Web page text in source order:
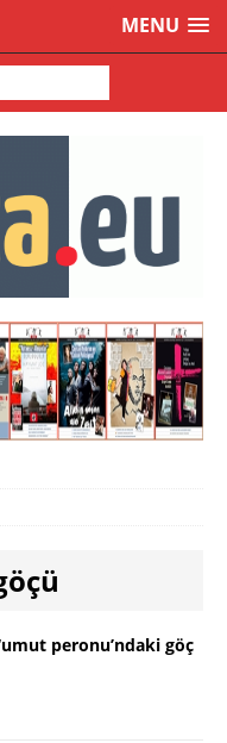
MENU
peronu’ndaki göç